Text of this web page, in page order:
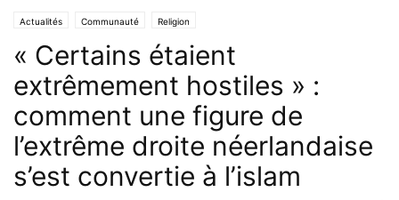
Actualités Communauté Religion
« Certains étaient
extrêmement hostiles » :
comment une figure de
l’extrême droite néerlandaise
s’est convertie à l’islam